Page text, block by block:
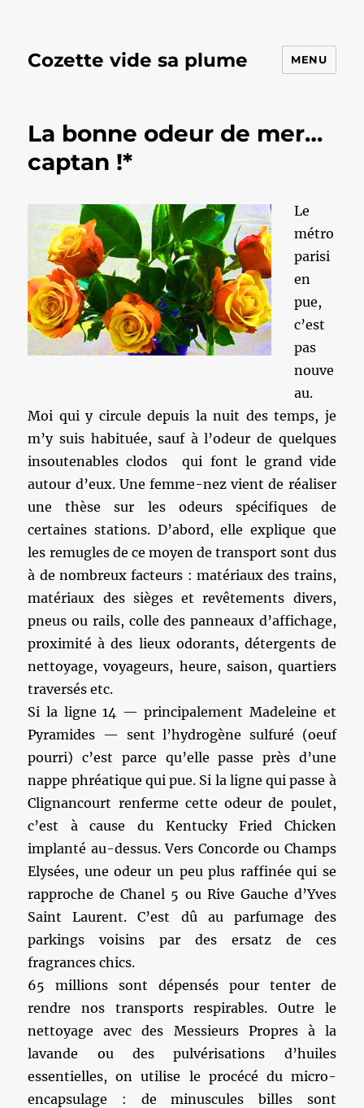
Cozette vide sa plume MENU
La bonne odeur de mer…
captan !*
Le
métro
parisi
en
pue,
c’est
pas
nouve
au.
Moi qui y circule depuis la nuit des temps, je
m’y suis habituée, sauf à l’odeur de quelques
insoutenables clodos qui font le grand vide
autour d’eux. Une femme-nez vient de réaliser
une thèse sur les odeurs spécifiques de
certaines stations. D’abord, elle explique que
les remugles de ce moyen de transport sont dus
à de nombreux facteurs : matériaux des trains,
matériaux des sièges et revêtements divers,
pneus ou rails, colle des panneaux d’affichage,
proximité à des lieux odorants, détergents de
nettoyage, voyageurs, heure, saison, quartiers
traversés etc.
Si la ligne 14 — principalement Madeleine et
Pyramides — sent l’hydrogène sulfuré (oeuf
pourri) c’est parce qu’elle passe près d’une
nappe phréatique qui pue. Si la ligne qui passe à
Clignancourt renferme cette odeur de poulet,
c’est à cause du Kentucky Fried Chicken
implanté au-dessus. Vers Concorde ou Champs
Elysées, une odeur un peu plus raffinée qui se
rapproche de Chanel 5 ou Rive Gauche d’Yves
Saint Laurent. C’est dû au parfumage des
parkings voisins par des ersatz de ces
fragrances chics.
65 millions sont dépensés pour tenter de
rendre nos transports respirables. Outre le
nettoyage avec des Messieurs Propres à la
lavande ou des pulvérisations d’huiles
essentielles, on utilise le procécé du micro-
encapsulage : de minuscules billes sont